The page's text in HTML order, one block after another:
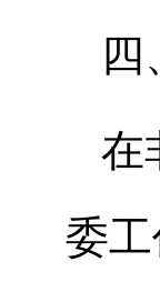
在
委